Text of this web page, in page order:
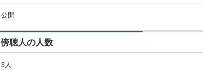
公開
傍聴人の人数
3人